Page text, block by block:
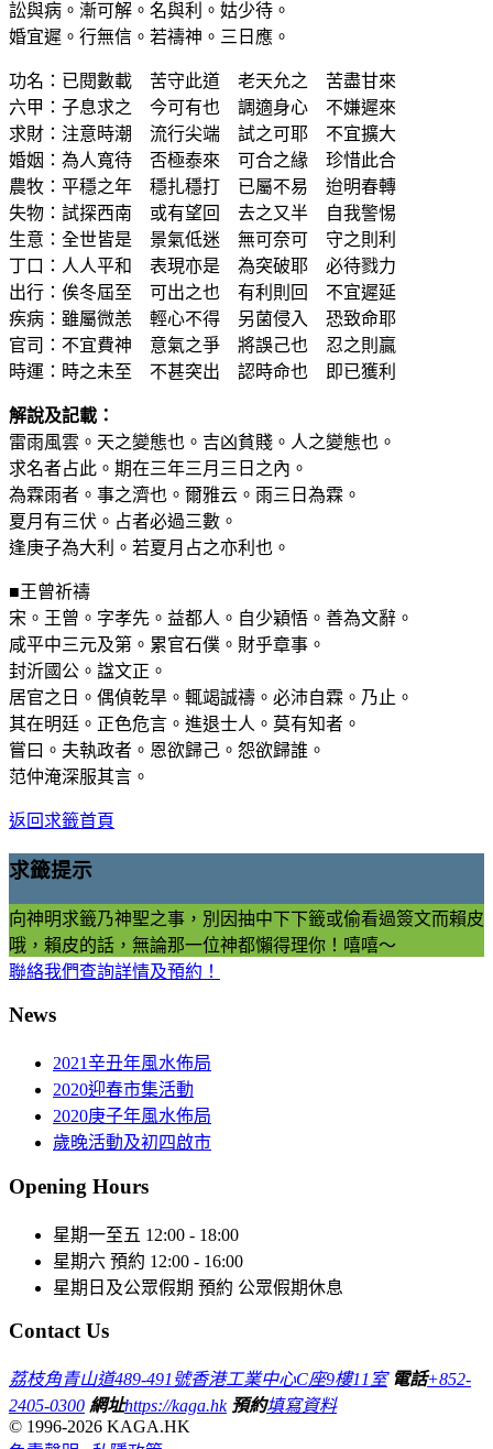
訟與病。漸可解。名與利。姑少待。
婚宜遲。行無信。若禱神。三日應。
功名：已閱數載 苦守此道 老天允之 苦盡甘來
六甲：子息求之 今可有也 調適身心 不嫌遲來
求財：注意時潮 流行尖端 試之可耶 不宜擴大
婚姻：為人寬待 否極泰來 可合之緣 珍惜此合
農牧：平穩之年 穩扎穩打 已屬不易 迨明春轉
失物：試探西南 或有望回 去之又半 自我警惕
生意：全世皆是 景氣低迷 無可奈可 守之則利
丁口：人人平和 表現亦是 為突破耶 必待戮力
出行：俟冬屆至 可出之也 有利則回 不宜遲延
疾病：雖屬微恙 輕心不得 另菌侵入 恐致命耶
官司：不宜費神 意氣之爭 將誤己也 忍之則贏
時運：時之未至 不甚突出 認時命也 即已獲利
解說及記載：
雷雨風雲。天之變態也。吉凶貧賤。人之變態也。
求名者占此。期在三年三月三日之內。
為霖雨者。事之濟也。爾雅云。雨三日為霖。
夏月有三伏。占者必過三數。
逢庚子為大利。若夏月占之亦利也。
■王曾祈禱
宋。王曾。字孝先。益都人。自少穎悟。善為文辭。
咸平中三元及第。累官石僕。財乎章事。
封沂國公。諡文正。
居官之日。偶偵乾旱。輒竭誠禱。必沛自霖。乃止。
其在明廷。正色危言。進退士人。莫有知者。
嘗曰。夫執政者。恩欲歸己。怨欲歸誰。
范仲淹深服其言。
返回求籤首頁
求籤提示
向神明求籤乃神聖之事，別因抽中下下籤或偷看過簽文而賴皮
哦，賴皮的話，無論那一位神都懶得理你！嘻嘻～
聯絡我們查詢詳情及預約！
News
2021辛丑年風水佈局
2020迎春市集活動
2020庚子年風水佈局
歲晚活動及初四啟市
Opening Hours
星期一至五 12:00 - 18:00
星期六 預約 12:00 - 16:00
星期日及公眾假期 預約 公眾假期休息
Contact Us
荔枝角青山道489-491號香港工業中心C座9樓11室 電話+852-
2405-0300 網址https://kaga.hk 預約填寫資料
© 1996-2026 KAGA.HK